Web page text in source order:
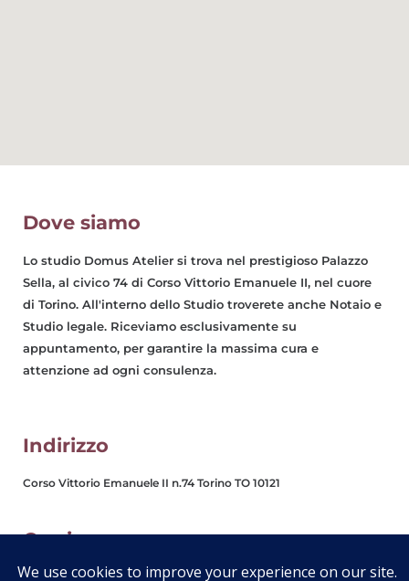
Dove siamo
Lo studio Domus Atelier si trova nel prestigioso Palazzo
Sella, al civico 74 di Corso Vittorio Emanuele II, nel cuore
di Torino. All'interno dello Studio troverete anche Notaio e
Studio legale. Riceviamo esclusivamente su
appuntamento, per garantire la massima cura e
attenzione ad ogni consulenza.
Indirizzo
Corso Vittorio Emanuele II n.74 Torino TO 10121
Orario
Dal Lunedì al Venerdì: Am 9.00-13:00 Pm 14:30-19:00